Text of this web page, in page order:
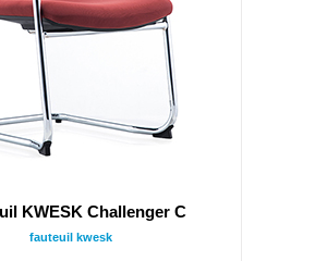
KWESK Challenger C
fauteuil kwesk